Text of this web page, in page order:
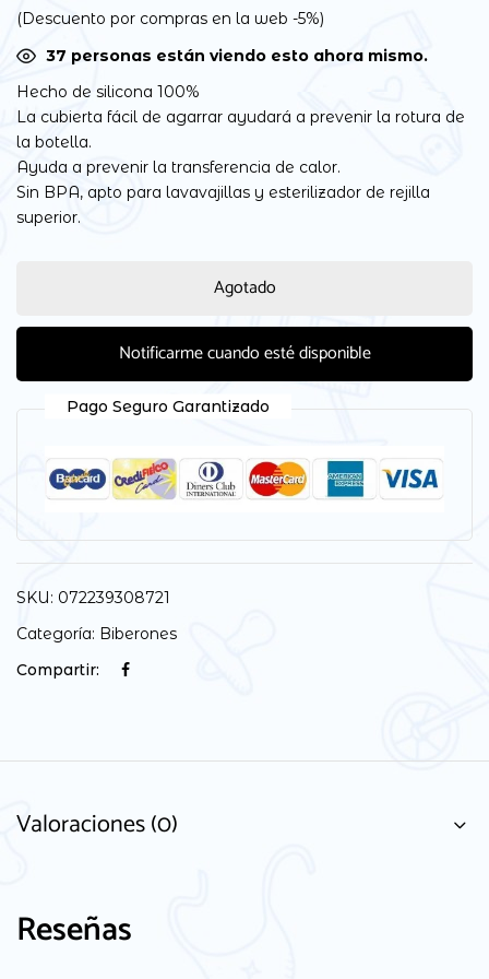
(Descuento por compras en la web -5%)
35 personas están viendo esto ahora mismo.
Hecho de silicona 100%
La cubierta fácil de agarrar ayudará a prevenir la rotura de
la botella.
Ayuda a prevenir la transferencia de calor.
Sin BPA, apto para lavavajillas y esterilizador de rejilla
superior.
Agotado
Notificarme cuando esté disponible
Pago Seguro Garantizado
SKU: 072239308721
Categoría: Biberones
Compartir:
Valoraciones (0)
Reseñas